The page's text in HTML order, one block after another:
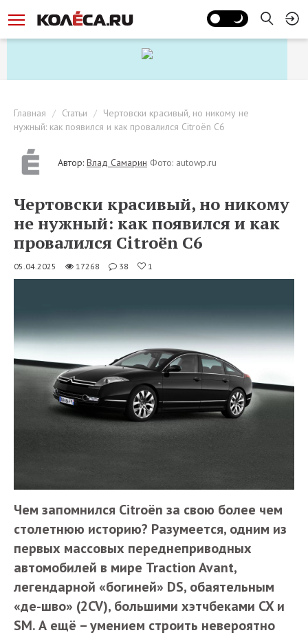
Главная Статьи
Чертовски красивый, но никому не
нужный: как появился и как провалился Citroёn C6
Автор: Влад Самарин Фото: autowp.ru
Чертовски красивый, но никому
не нужный: как появился и как
провалился Citroёn C6
05.04.2025 17268 38 1
Чем запомнился Citroёn за свою более чем
столетнюю историю? Разумеется, одним из
первых массовых переднеприводных
автомобилей в мире Traction Avant,
легендарной «богиней» DS, обаятельным
«де-шво» (2CV), большими хэтчбеками CX и
SM. А ещё – умением строить невероятно